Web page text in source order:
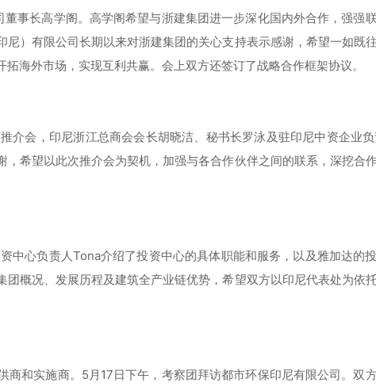
事长高学阁。高学阁希望与浙建集团进一步深化国内外合作，强强
）有限公司长期以来对浙建集团的关心支持表示感谢，希望一如既
海外市场，实现互利共赢。会上双方还签订了战略合作框架协议。
介会，印尼浙江总商会会长胡晓洁、秘书长罗泳及驻印尼中资企业
希望以此次推介会为契机，加强与各合作伙伴之间的联系，深挖合
中心负责人Tona介绍了投资中心的具体职能和服务，以及雅加达的
概况、发展历程及建筑全产业链优势，希望双方以印尼代表处为依
和实施商。5月17日下午，考察团拜访都市环保印尼有限公司。双